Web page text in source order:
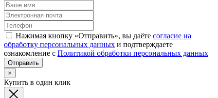
Нажимая кнопку «Отправить», вы даёте согласие на
обработку персональных данных и подтверждаете
ознакомление с Политикой обработки персональных данных
×
Купить в один клик